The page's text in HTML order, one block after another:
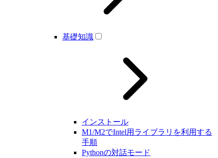
基礎知識
インストール
M1/M2でIntel用ライブラリを利用する
手順
Pythonの対話モード